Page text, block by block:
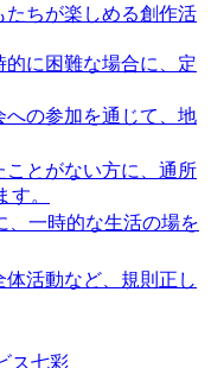
たちが楽しめる創作活
に困難な場合に、定
への参加を通じて、地
ことがない方に、通所
。
、一時的な生活の場を
活動など、規則正し